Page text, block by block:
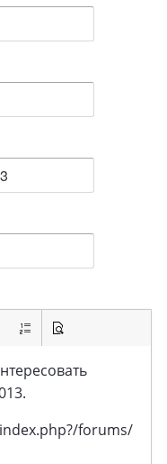
forums/